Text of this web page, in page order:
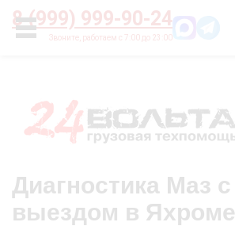
8 (999) 999-90-24
УСЛУГИ
Главная О нас Цены
Диагностика Маз с
выездом в Яхроме